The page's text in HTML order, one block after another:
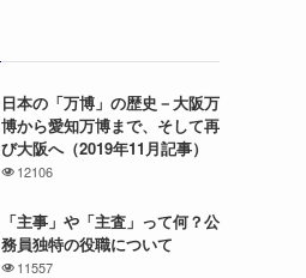
日本の「万博」の歴史－大阪万
博から愛知万博まで、そして再
び大阪へ（2019年11月記事）
12106
「主事」や「主査」って何？公
務員独特の役職について
11557